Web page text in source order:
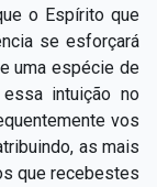
o Espírito que
se esforçará
uma espécie de
intuição no
vos
as mais
que recebestes